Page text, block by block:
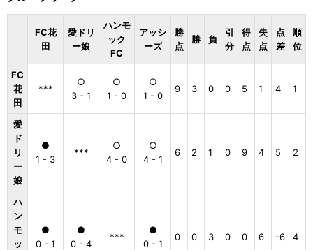
FC花
田
愛ドリ
ー娘
ハンモ
ック
FC
アッシ
ーズ
勝
点
勝 負
引
分
得
点
失
点
点
差
順
位
FC
花
田
***
○
3 - 1
○
1 - 0
○
1 - 0
9 3 0 0 5 1 4 1
愛
ド
リ
ー
娘
●
1 - 3
***
○
4 - 0
○
4 - 1
6 2 1 0 9 4 5 2
ハ
ン
モ
ッ
●
0 - 1
●
0 - 4
***
●
0 - 1
0 0 3 0 0 6 -6 4